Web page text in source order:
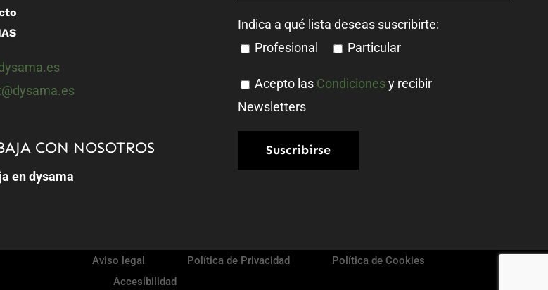
CON NOSOTROS
en dysama
Indica a qué lista deseas suscribirte:
Profesional
Particular
Acepto las Condicionesy recibir
Newsletters
Aviso legal Política de Privacidad
Política de Cookies
Accesibilidad